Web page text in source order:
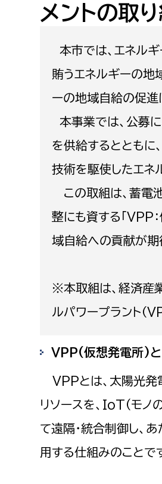
障がい者
事業者
求職者
ペット
地域政策課
地域安全課
人権・男女共同参画課
戸籍住民課
福祉健康部
福祉政策課
生活援護課
障がい福祉課
保険課
建設部
建設政策課
国県事業推進課
土木管理課
道水路整備課
メントの取
本市では、エネル
賄うエネルギーの地
ーの地域自給の促進
本事業では、公募
を供給するとともに
技術を駆使したエネ
この取組は、蓄電
整にも資する「VPP
域自給への貢献が期
※本取組は、経済産
ルパワープラント（
VPP(仮想発電所)と
VPPとは、太陽光発
リソースを、IoT(モノ
て遠隔・統合制御し、
用する仕組みのことで